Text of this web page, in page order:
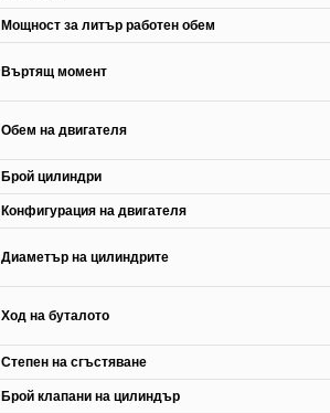
Мощност за литър работен обем
Въртящ момент
Обем на двигателя
Брой цилиндри
Конфигурация на двигателя
Диаметър на цилиндрите
Ход на буталото
Степен на сгъстяване
Брой клапани на цилиндър